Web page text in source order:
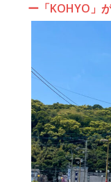
ー「KOHYO」